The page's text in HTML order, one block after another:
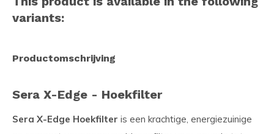
variants:
Productomschrijving
Sera X-Edge - Hoekfilter
Sera X-Edge Hoekfilter is een krachtige, energiezuinige